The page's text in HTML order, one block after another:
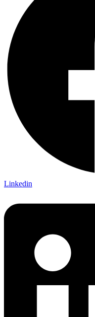
Linkedin